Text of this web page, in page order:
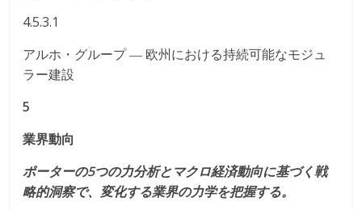
4.5.3.1
アルホ・グループ ― 欧州における持続可能なモジュ
ラー建設
5
業界動向
ポーターの5つの力分析とマクロ経済動向に基づく戦
略的洞察で、変化する業界の力学を把握する。